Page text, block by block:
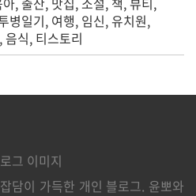
병일기 여행 임신 유치원
음식 티스토리
담이 가득한 개인 블로그. 윤뽀와